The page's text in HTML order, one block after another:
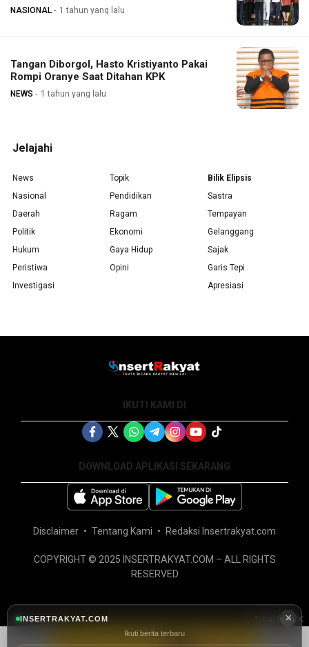
NASIONAL 1 tahun yang lalu
Tangan Diborgol, Hasto Kristiyanto Pakai
Rompi Oranye Saat Ditahan KPK
NEWS 1 tahun yang lalu
Jelajahi
News
Nasional
Daerah
Politik
Hukum
Peristiwa
Investigasi
Topik
Pendidikan
Ragam
Ekonomi
Gaya Hidup
Opini
Bilik Elipsis
Sastra
Tempayan
Gelanggang
Sajak
Garis Tepi
Apresiasi
IKUTI KAMI DI
DOWNLOAD APLIKASI SEKARANG
Disclaimer Tentang Kami Redaksi Insertrakyat.com
COPYRIGHT © 2025 INSERTRAKYAT.COM – ALL RIGHTS
RESERVED
Tutup Iklan
×
INSERTRAKYAT.COM
Ikuti berita terbaru